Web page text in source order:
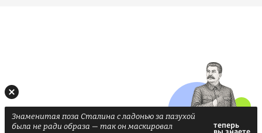
Знаменитая поза Сталина с ладонью за пазухой
была не ради образа — так он маскировал